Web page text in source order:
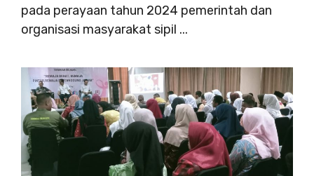
pada perayaan tahun 2024 pemerintah dan
organisasi masyarakat sipil ...